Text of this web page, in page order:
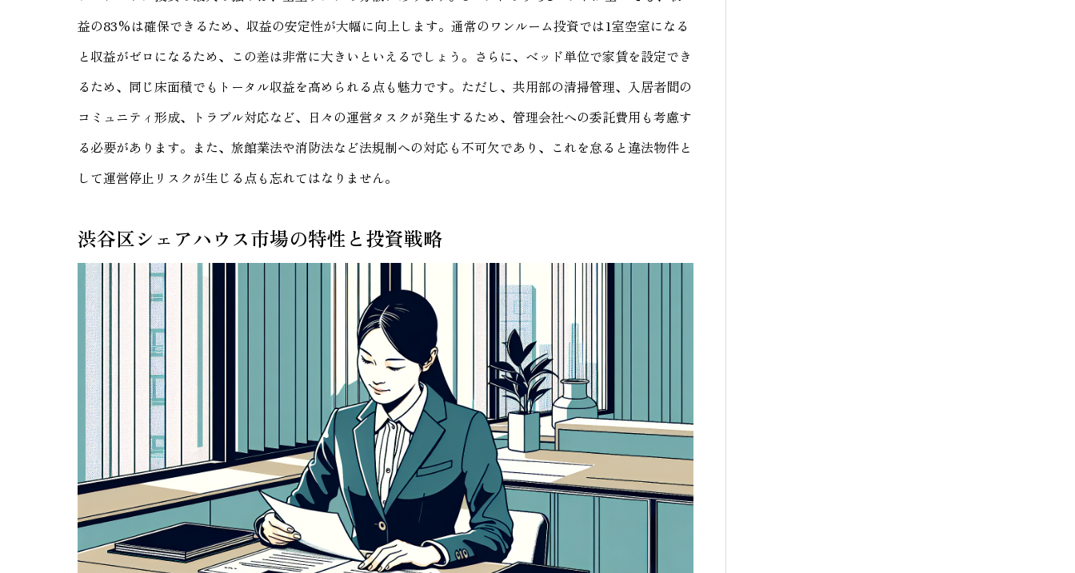
益の83%は確保できるため、収益の安定性が大幅に向上します。通常のワンルーム投資では1室空室になる
と収益がゼロになるため、この差は非常に大きいといえるでしょう。さらに、ベッド単位で家賃を設定でき
るため、同じ床面積でもトータル収益を高められる点も魅力です。ただし、共用部の清掃管理、入居者間の
コミュニティ形成、トラブル対応など、日々の運営タスクが発生するため、管理会社への委託費用も考慮す
る必要があります。また、旅館業法や消防法など法規制への対応も不可欠であり、これを怠ると違法物件と
して運営停止リスクが生じる点も忘れてはなりません。
渋谷区シェアハウス市場の特性と投資戦略